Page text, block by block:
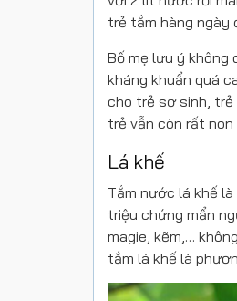
trẻ tắm hàng ngày
Bố mẹ lưu ý không
kháng khuẩn quá
cho trẻ sơ sinh,
trẻ vẫn còn rất
Lá khế
Tắm nước lá khế
triệu chứng mẩn
magie, kẽm,…
tắm lá khế là